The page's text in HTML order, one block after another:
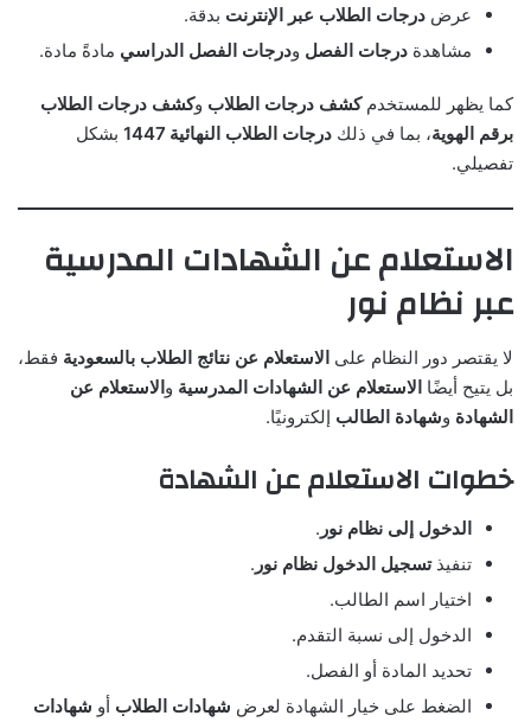
عرض درجات الطلاب عبر الإنترنت بدقة.
مشاهدة درجات الفصل ودرجات الفصل الدراسي مادةً مادة.
كما يظهر للمستخدمكشف درجات الطلاب وكشف درجات الطلاب
برقم الهوية، بما في ذلك درجات الطلاب النهائية 1447
بشكل
تفصيلي.
الاستعلام عن الشهادات المدرسية
عبر نظام نور
لا يقتصر دور النظام على الاستعلام عن نتائج الطلاب بالسعودية فقط،
بل يتيح أيضًا الاستعلام عن الشهادات المدرسية والاستعلام عن
الشهادة وشهادة الطالب إلكترونيًا.
خطوات الاستعلام عن الشهادة
الدخول إلى نظام نور .
تنفيذتسجيل الدخول نظام نور .
اختيار اسم الطالب.
الدخول إلى نسبة التقدم.
تحديد المادة أو الفصل.
الضغط على خيار الشهادة لعرض شهادات الطلاب أو شهادات